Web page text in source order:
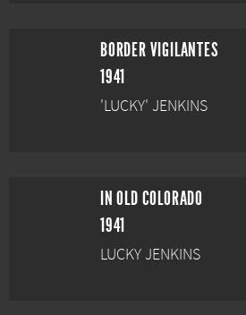
BORDER VIGILANTES
1941
'LUCKY' JENKINS
IN OLD COLORADO
1941
LUCKY JENKINS